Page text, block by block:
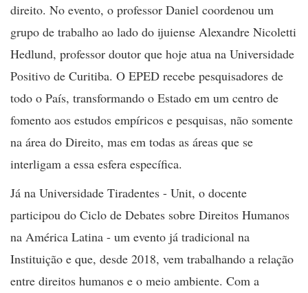
direito. No evento, o professor Daniel coordenou um
grupo de trabalho ao lado do ijuiense Alexandre Nicoletti
Hedlund, professor doutor que hoje atua na Universidade
Positivo de Curitiba. O EPED recebe pesquisadores de
todo o País, transformando o Estado em um centro de
fomento aos estudos empíricos e pesquisas, não somente
na área do Direito, mas em todas as áreas que se
interligam a essa esfera específica.
Já na Universidade Tiradentes - Unit, o docente
participou do Ciclo de Debates sobre Direitos Humanos
na América Latina - um evento já tradicional na
Instituição e que, desde 2018, vem trabalhando a relação
entre direitos humanos e o meio ambiente. Com a